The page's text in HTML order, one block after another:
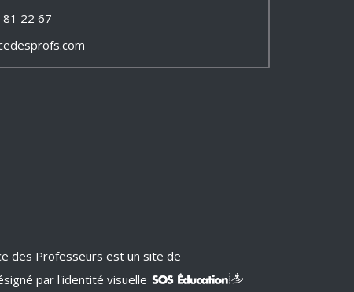
81 22 67
des Professeurs est un site de
par l'identité visuelle